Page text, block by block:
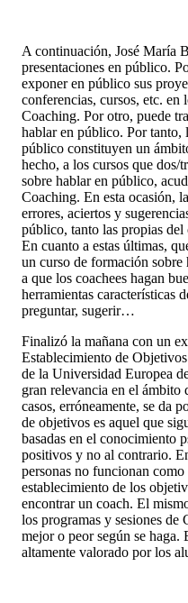
A continuación, José María
presentaciones en público.
exponer en público sus
conferencias, cursos, etc. en
Coaching. Por otro, puede
hablar en público. Por tanto,
público constituyen un
hecho, a los cursos que dos/
sobre hablar en público,
Coaching. En esta ocasión,
errores, aciertos y
público, tanto las propias del
En cuanto a estas últimas,
un curso de formación
a que los coachees hagan
herramientas características
preguntar, sugerir…
Finalizó la mañana con un
Establecimiento de
de la Universidad Europea
gran relevancia en el ámbito
casos, erróneamente, se da
de objetivos es aquel que
basadas en el conocimiento
positivos y no al contrario.
personas no funcionan
establecimiento de los
encontrar un coach. El
los programas y sesiones de
mejor o peor según se
altamente valorado por los